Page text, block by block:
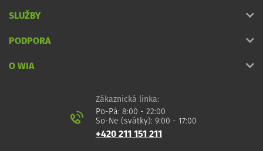
SLUŽBY
PODPORA
O WIA
Zákaznická linka:
Po-Pá: 8:00 - 22:00
So-Ne (svátky): 9:00 - 17:00
+420 211 151 211